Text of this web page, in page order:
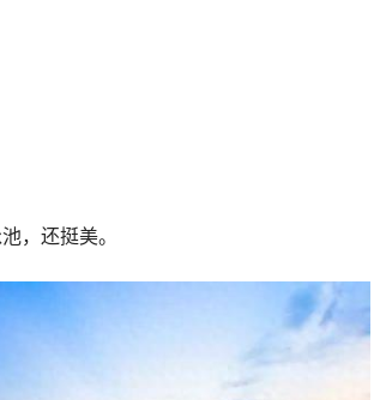
，还挺美。